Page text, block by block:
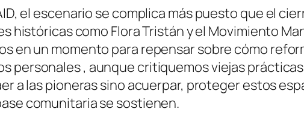
el escenario se complica más puesto que el
históricas como Flora Tristán y el Movimiento
en un momento para repensar sobre cómo
personales , aunque critiquemos viejas
a las pioneras sino acuerpar, proteger estos
comunitaria se sostienen.